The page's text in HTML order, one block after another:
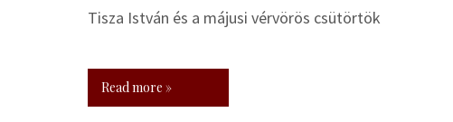
Tisza István és a májusi vérvörös csütörtök
Read more »